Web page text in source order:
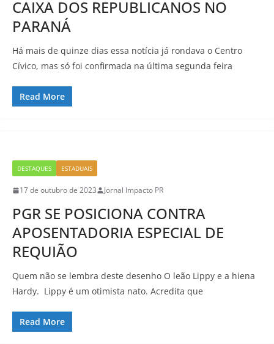
CAIXA DOS REPUBLICANOS NO
PARANÁ
Há mais de quinze dias essa notícia já rondava o Centro
Cívico, mas só foi confirmada na última segunda feira
Read More
DESTAQUES ESTADUAIS
17 de outubro de 2023 Jornal Impacto PR
PGR SE POSICIONA CONTRA
APOSENTADORIA ESPECIAL DE
REQUIÃO
Quem não se lembra deste desenho O leão Lippy e a hiena
Hardy. Lippy é um otimista nato. Acredita que
Read More